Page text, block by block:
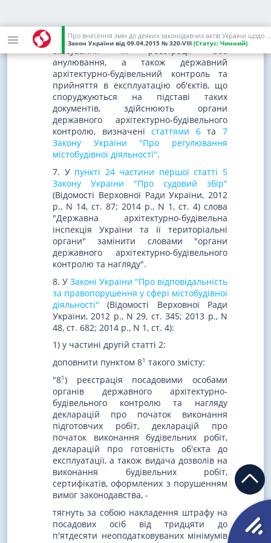
Про внесення змін до деяких законодавчих актів України щодо децентралізації повноважень у сфері архітектурно-будівельного контролю та удосконалення містобудівного законодавства
Закон України від 09.04.2015 № 320-VIII (Статус: Чинний)
Внесення змін до таких документів,
скасування їх реєстрації або
анулювання, а також державний
архітектурно-будівельний контроль та
прийняття в експлуатацію об'єктів, що
споруджуються на підставі таких
документів, здійснюють органи
державного архітектурно-будівельного
контролю, визначеністаттями 6та7
Закону України "Про регулювання
містобудівної діяльності".
7. У пункті 24 частини першої статті 5
Закону України "Про судовий збір"
(Відомості Верховної Ради України, 2012
р., N 14, ст. 87; 2014 р., N 1, ст. 4) слова
"Державна архітектурно-будівельна
інспекція України та її територіальні
органи" замінити словами "органи
державного архітектурно-будівельного
контролю та нагляду".
8. У Законі України "Про відповідальність
за правопорушення у сфері містобудівної
діяльності" (Відомості Верховної Ради
України, 2012 р., N 29, ст. 345; 2013 р., N
48, ст. 682; 2014 р., N 1, ст. 4):
1) у частині другій статті 2:
доповнити пунктом 81 такого змісту:
"81) реєстрація посадовими особами
органів державного архітектурно-
будівельного контролю та нагляду
декларацій про початок виконання
підготовчих робіт, декларацій про
початок виконання будівельних робіт,
декларацій про готовність об'єкта до
експлуатації, а також видача дозволів на
виконання будівельних робіт,
сертифікатів, оформлених з порушенням
вимог законодавства, -
тягнуть за собою накладення штрафу на
посадових осіб від тридцяти до
п'ятдесяти неоподатковуваних мінімумів